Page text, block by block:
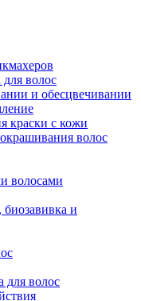
для волос
и обесцвечивании
краски с кожи
волос
волосами
биозавивка и
для волос